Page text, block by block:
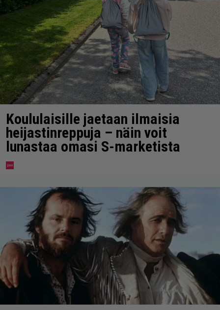
Koululaisille jaetaan ilmaisia
heijastinreppuja – näin voit
lunastaa omasi S-marketista